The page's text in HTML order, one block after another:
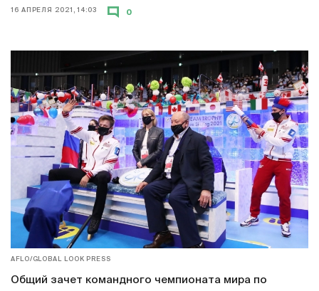
16 АПРЕЛЯ 2021, 14:03 0
AFLO/GLOBAL LOOK PRESS
Общий зачет командного чемпионата мира по